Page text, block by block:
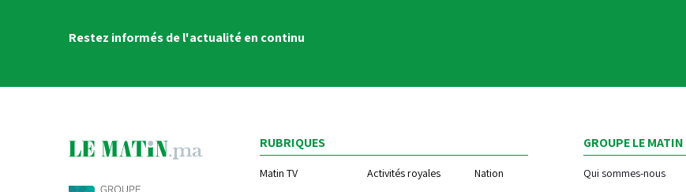
Restez informés de l'actualité en continu
RUBRIQUES
Matin TV Activités royales
Nation
GROUPE LE MATIN
Qui sommes-nous